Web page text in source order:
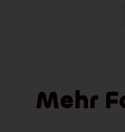
Mehr